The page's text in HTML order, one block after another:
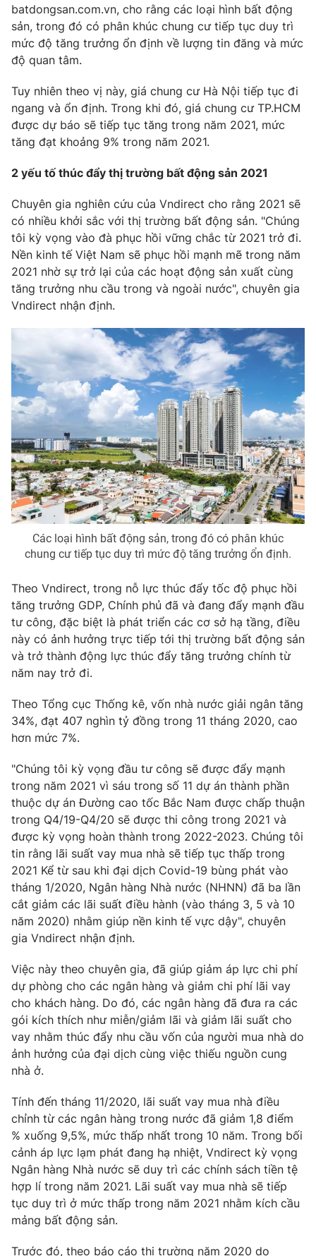
Photo Infographic
Video
VTV Money VTV Thể thao
VTV Sức khoẻ Bất động sản
Thị trường 24h Tấm lòng Việt
VTV4 Vươn mình bằng AI
VTV9 VTV8
Liên hệ tòa soạn
THỜI BÁO VTV
Theo dõi báo trên
Cơ quan chủ quản:Đài Truyền hình Việt Nam
Cơ quan báo chí:Thời báo VTV
Giấy phép hoạt động báo in và báo điện tử số 483/GP-BTTTT
cấp ngày 29/12/2023
Tổng Biên tập: Vũ Thanh Thủy
Phó Tổng Biên tập:Nguyễn Thị Mỹ Hạnh, Phạm Quốc Thắng,
Tổng đài VTV:024.38 355 931 - 024.38 355 932
Ðiện thoại Thời báo VTV:024.66 897 897
Email:toasoan@vtv.vn
Liên hệ quảng cáo:024-7300.7108
® Cấm sao chép dưới mọi hình thức nếu không có sự chấp
thuận bằng văn bản. Ghi rõ nguồn VTV.vn khi phát hành lại
thông tin từ website này.
batdongsan.com.vn, cho rằng các loại hình bất động
sản, trong đó có phân khúc chung cư tiếp tục duy trì
mức độ tăng trưởng ổn định về lượng tin đăng và mức
độ quan tâm.
Tuy nhiên theo vị này, giá chung cư Hà Nội tiếp tục đi
ngang và ổn định. Trong khi đó, giá chung cư TP.HCM
được dự báo sẽ tiếp tục tăng trong năm 2021, mức
tăng đạt khoảng 9% trong năm 2021.
2 yếu tố thúc đẩy thị trường bất động sản 2021
Chuyên gia nghiên cứu của Vndirect cho rằng 2021 sẽ
có nhiều khởi sắc với thị trường bất động sản. "Chúng
tôi kỳ vọng vào đà phục hồi vững chắc từ 2021 trở đi.
Nền kinh tế Việt Nam sẽ phục hồi mạnh mẽ trong năm
2021 nhờ sự trở lại của các hoạt động sản xuất cùng
tăng trưởng nhu cầu trong và ngoài nước", chuyên gia
Vndirect nhận định.
Các loại hình bất động sản, trong đó có phân khúc
chung cư tiếp tục duy trì mức độ tăng trưởng ổn định.
Theo Vndirect, trong nỗ lực thúc đẩy tốc độ phục hồi
tăng trưởng GDP, Chính phủ đã và đang đẩy mạnh đầu
tư công, đặc biệt là phát triển các cơ sở hạ tầng, điều
này có ảnh hưởng trực tiếp tới thị trường bất động sản
và trở thành động lực thúc đẩy tăng trưởng chính từ
năm nay trở đi.
Theo Tổng cục Thống kê, vốn nhà nước giải ngân tăng
34%, đạt 407 nghìn tỷ đồng trong 11 tháng 2020, cao
hơn mức 7%.
"Chúng tôi kỳ vọng đầu tư công sẽ được đẩy mạnh
trong năm 2021 vì sáu trong số 11 dự án thành phần
thuộc dự án Đường cao tốc Bắc Nam được chấp thuận
trong Q4/19-Q4/20 sẽ được thi công trong 2021 và
được kỳ vọng hoàn thành trong 2022-2023. Chúng tôi
tin rằng lãi suất vay mua nhà sẽ tiếp tục thấp trong
2021 Kể từ sau khi đại dịch Covid-19 bùng phát vào
tháng 1/2020, Ngân hàng Nhà nước (NHNN) đã ba lần
cắt giảm các lãi suất điều hành (vào tháng 3, 5 và 10
năm 2020) nhằm giúp nền kinh tế vực dậy", chuyên
gia Vndirect nhận định.
Việc này theo chuyên gia, đã giúp giảm áp lực chi phí
dự phòng cho các ngân hàng và giảm chi phí lãi vay
cho khách hàng. Do đó, các ngân hàng đã đưa ra các
gói kích thích như miễn/giảm lãi và giảm lãi suất cho
vay nhằm thúc đẩy nhu cầu vốn của người mua nhà do
ảnh hưởng của đại dịch cùng việc thiếu nguồn cung
nhà ở.
Tính đến tháng 11/2020, lãi suất vay mua nhà điều
chỉnh từ các ngân hàng trong nước đã giảm 1,8 điểm
% xuống 9,5%, mức thấp nhất trong 10 năm. Trong bối
cảnh áp lực lạm phát đang hạ nhiệt, Vndirect kỳ vọng
Ngân hàng Nhà nước sẽ duy trì các chính sách tiền tệ
hợp lí trong năm 2021. Lãi suất vay mua nhà sẽ tiếp
tục duy trì ở mức thấp trong năm 2021 nhằm kích cầu
mảng bất động sản.
Trước đó, theo báo cáo thị trường năm 2020 do